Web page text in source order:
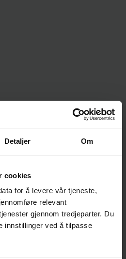
Detaljer Om
cookies
for å levere vår tjeneste,
relevant
gjennom tredjeparter. Du
innstillinger ved å tilpasse